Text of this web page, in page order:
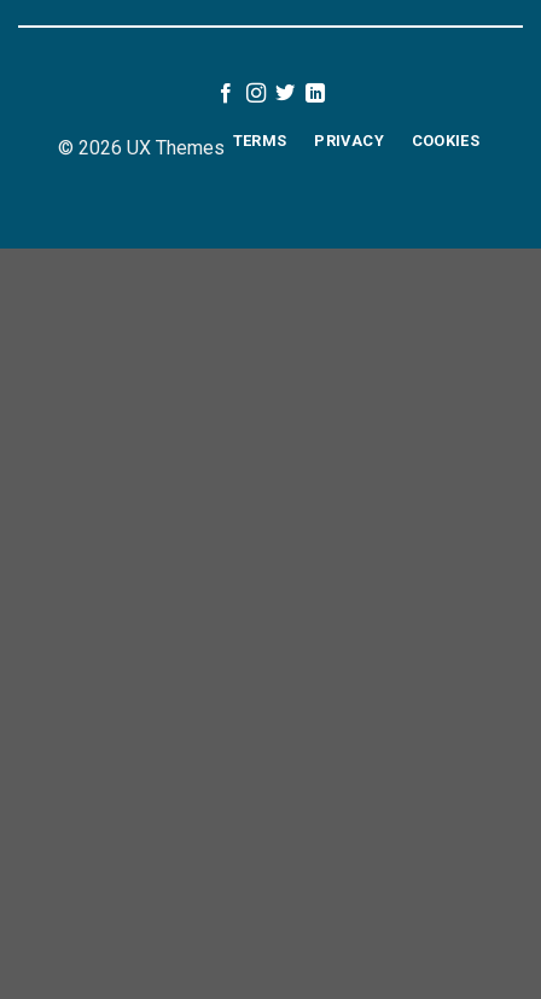
© 2026 UX Themes TERMS PRIVACY COOKIES